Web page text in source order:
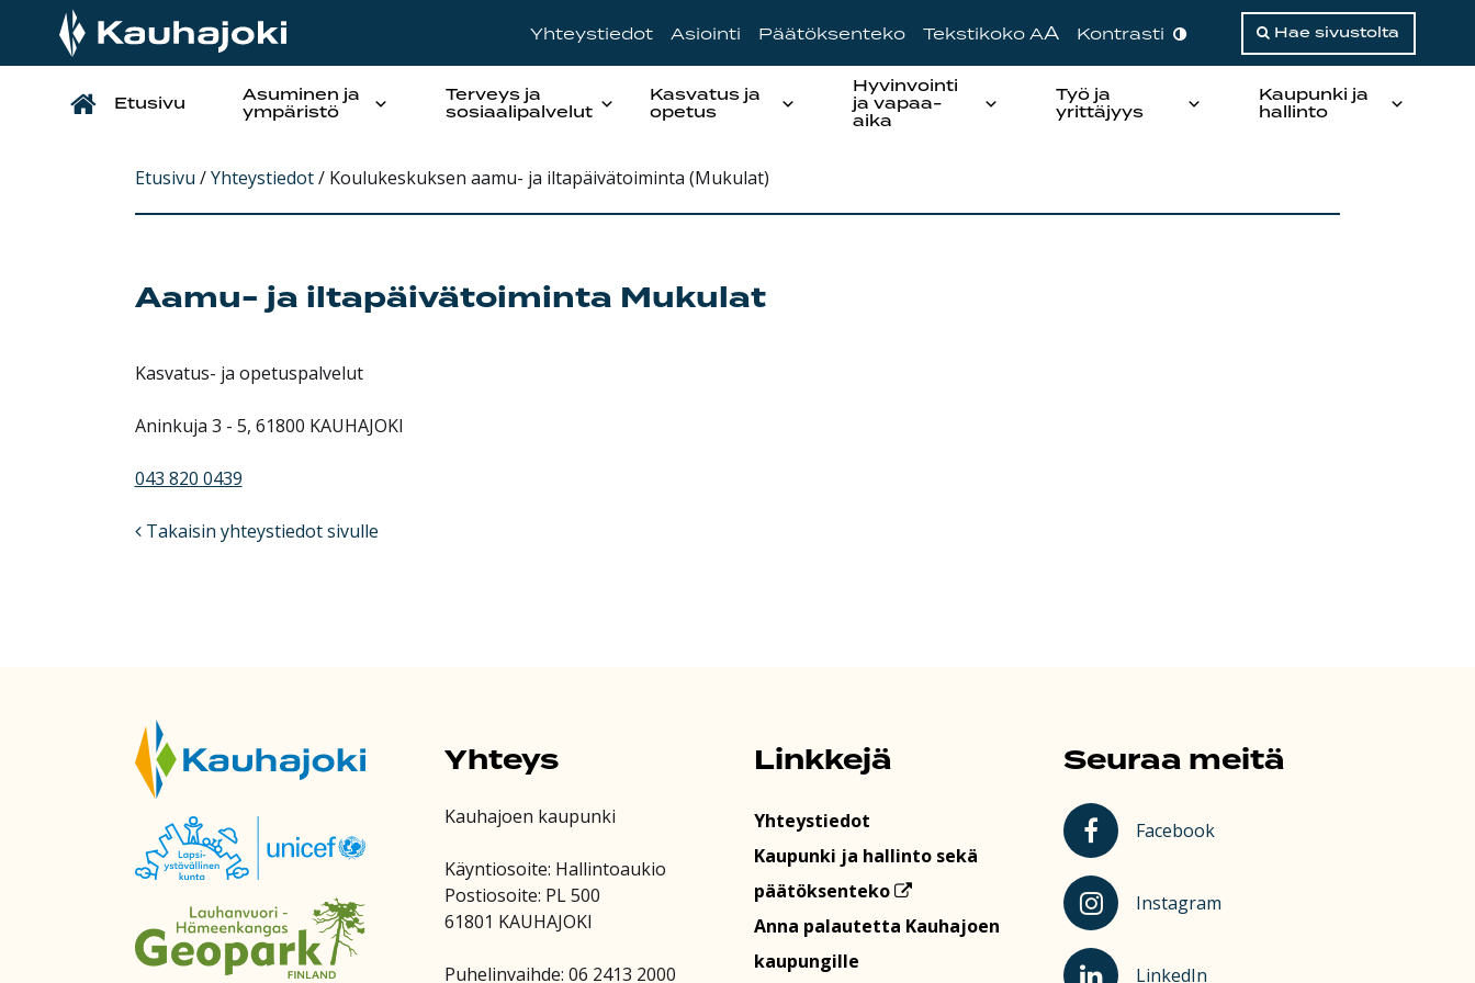
Yhteystiedot Asiointi Päätöksenteko Tekstikoko AA Kontrasti Hae sivustolta
Päävalikko
Etusivu Asuminen ja
ympäristö
Terveys ja
sosiaalipalvelut
Kasvatus ja
opetus
Hyvinvointi
ja vapaa-
aika
Työ ja
yrittäjyys
Kaupunki ja
hallinto
Etusivu /Yhteystiedot/ Koulukeskuksen aamu- ja iltapäivätoiminta (Mukulat)
Aamu- ja iltapäivätoiminta Mukulat
Kasvatus- ja opetuspalvelut
Aninkuja 3 - 5, 61800 KAUHAJOKI
043 820 0439
Takaisin yhteystiedot sivulle
Yhteys
Kauhajoen kaupunki
Käyntiosoite: Hallintoaukio
Postiosoite: PL 500
61801 KAUHAJOKI
Puhelinvaihde: 06 2413 2000
Linkkejä
Yhteystiedot
Kaupunki ja hallinto sekä
päätöksenteko
Anna palautetta Kauhajoen
kaupungille
Seuraa meitä
Kauhajoki Facebookissa
Facebook
Kauhajoki Instagramissa
Instagram
Kauhajoki LinkedInissä
LinkedIn